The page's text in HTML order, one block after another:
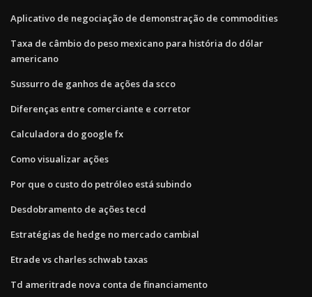
Aplicativo de negociação de demonstração de commodities
Taxa de câmbio do peso mexicano para história do dólar
americano
Sussurro de ganhos de ações da scco
Diferenças entre comerciante e corretor
Calculadora do google fx
Como visualizar ações
Por que o custo do petróleo está subindo
Desdobramento de ações tecd
Estratégias de hedge no mercado cambial
Etrade vs charles schwab taxas
Td ameritrade nova conta de financiamento